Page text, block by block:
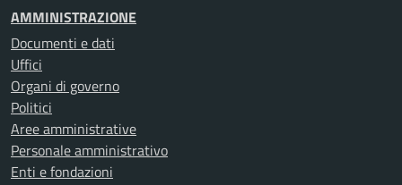
AMMINISTRAZIONE
Documenti e dati
Uffici
Organi di governo
Politici
Aree amministrative
Personale amministrativo
Enti e fondazioni